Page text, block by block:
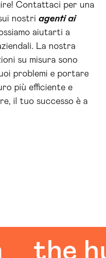
Contattaci per una
nostri agenti ai
aiutarti a
La nostra
su misura sono
problemi e portare
più efficiente e
il tuo successo è a